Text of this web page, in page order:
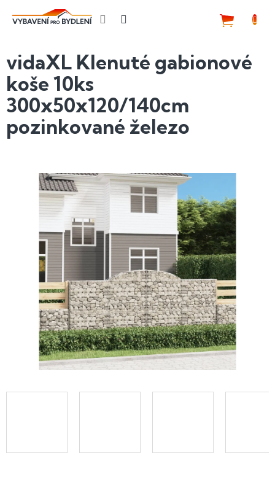
vidaXL Klenuté gabionové
koše 10ks
300x50x120/140cm
pozinkované železo